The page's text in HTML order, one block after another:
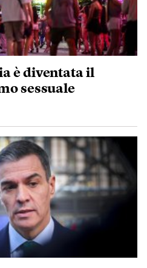
è diventata il
sessuale